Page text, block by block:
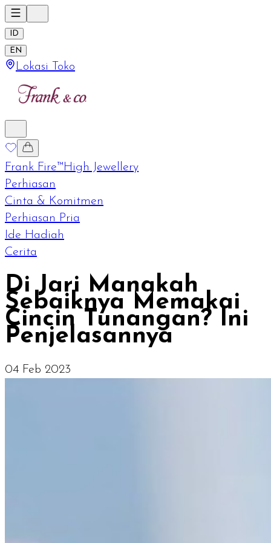
ID
EN
Lokasi Toko
Frank Fire™High Jewellery
Perhiasan
Cinta & Komitmen
Perhiasan Pria
Ide Hadiah
Cerita
Di Jari Manakah
Sebaiknya Memakai
Cincin Tunangan? Ini
Penjelasannya
04 Feb 2023